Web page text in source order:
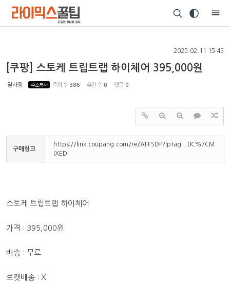
2025.02.11 15:45
[쿠팡] 스토케 트립트랩 하이체어 395,000원
딜사랑 주소복사 조회 수 386 추천 수 0 댓글 0
구매링크
https://link.coupang.com/re/AFFSDP?lptag...0C%7CM
IXED
스토케 트립트랩 하이체어
가격 : 395,000원
배송 : 무료
로켓배송 : X
Sketchbook5, 스케치북5
Sketchbook5, 스케치북5